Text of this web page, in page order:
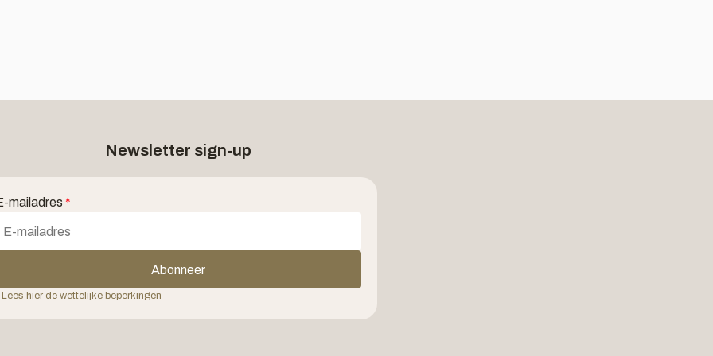
Newsletter sign-up
mailadres *
Abonneer
Lees hier de wettelijke beperkingen